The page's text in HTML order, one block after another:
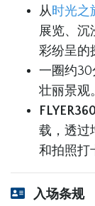
从时光之
展览、沉
彩纷呈的
一圈约
壮丽景观。
载，透过
和拍照打
入场条规